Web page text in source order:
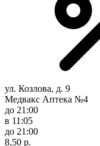
ул. Козлова, д. 9
Медвакс Аптека №4
до 21:00
в 11:05
до 21:00
8,50 р.